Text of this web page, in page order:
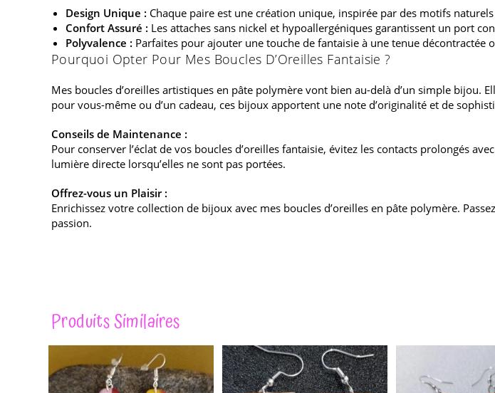
Design Unique : Chaque paire est une création unique, inspirée par des motifs
Confort Assuré : Les attaches sans nickel et hypoallergéniques garantissent un port
Polyvalence : Parfaites pour ajouter une touche de fantaisie à une tenue décontractée
Pourquoi Opter Pour Mes Boucles D’Oreilles Fantaisie ?
Mes boucles d’oreilles artistiques en pâte polymère vont bien au-delà d’un simple bijou.
pour vous-même ou d’un cadeau, ces bijoux apportent une note d’originalité et de
Conseils de Maintenance :
Pour conserver l’éclat de vos boucles d’oreilles fantaisie, évitez les contacts prolongés
lumière directe lorsqu’elles ne sont pas portées.
Offrez-vous un Plaisir :
Enrichissez votre collection de bijoux avec mes boucles d’oreilles en pâte polymère.
passion.
Produits Similaires